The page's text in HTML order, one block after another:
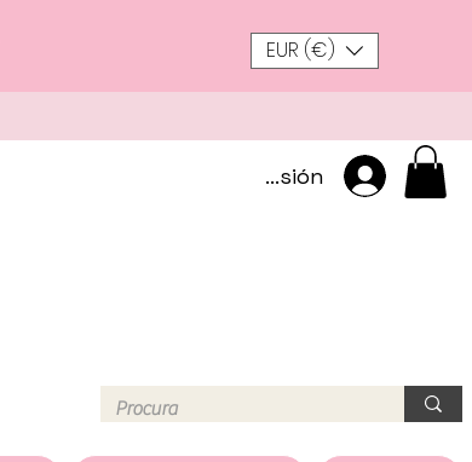
EUR (€)
Iniciar sesión